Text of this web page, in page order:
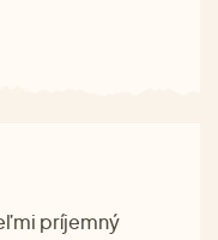
príjemný